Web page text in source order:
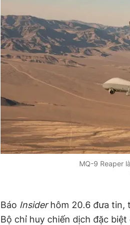
MQ-9 Reaper
Báo Insiderhôm 20.6 đưa tin,
Bộ chỉ huy chiến dịch đặc biệt